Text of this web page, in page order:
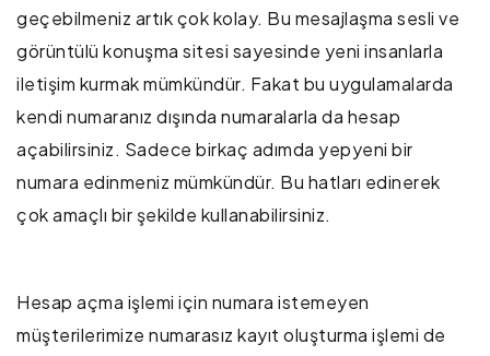
geçebilmeniz artık çok kolay. Bu mesajlaşma sesli ve
görüntülü konuşma sitesi sayesinde yeni insanlarla
iletişim kurmak mümkündür. Fakat bu uygulamalarda
kendi numaranız dışında numaralarla da hesap
açabilirsiniz. Sadece birkaç adımda yepyeni bir
numara edinmeniz mümkündür. Bu hatları edinerek
çok amaçlı bir şekilde kullanabilirsiniz.
Hesap açma işlemi için numara istemeyen
müşterilerimize numarasız kayıt oluşturma işlemi de